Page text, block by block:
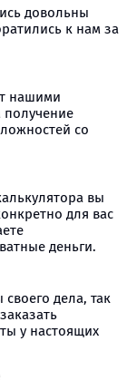
довольны
к нам за
нашими
получение
со
вы
для вас
деньги.
дела, так
у настоящих